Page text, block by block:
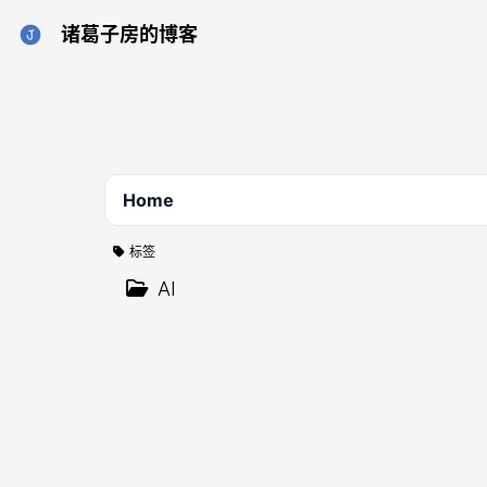
诸葛子房的博客
Home
标签
AI